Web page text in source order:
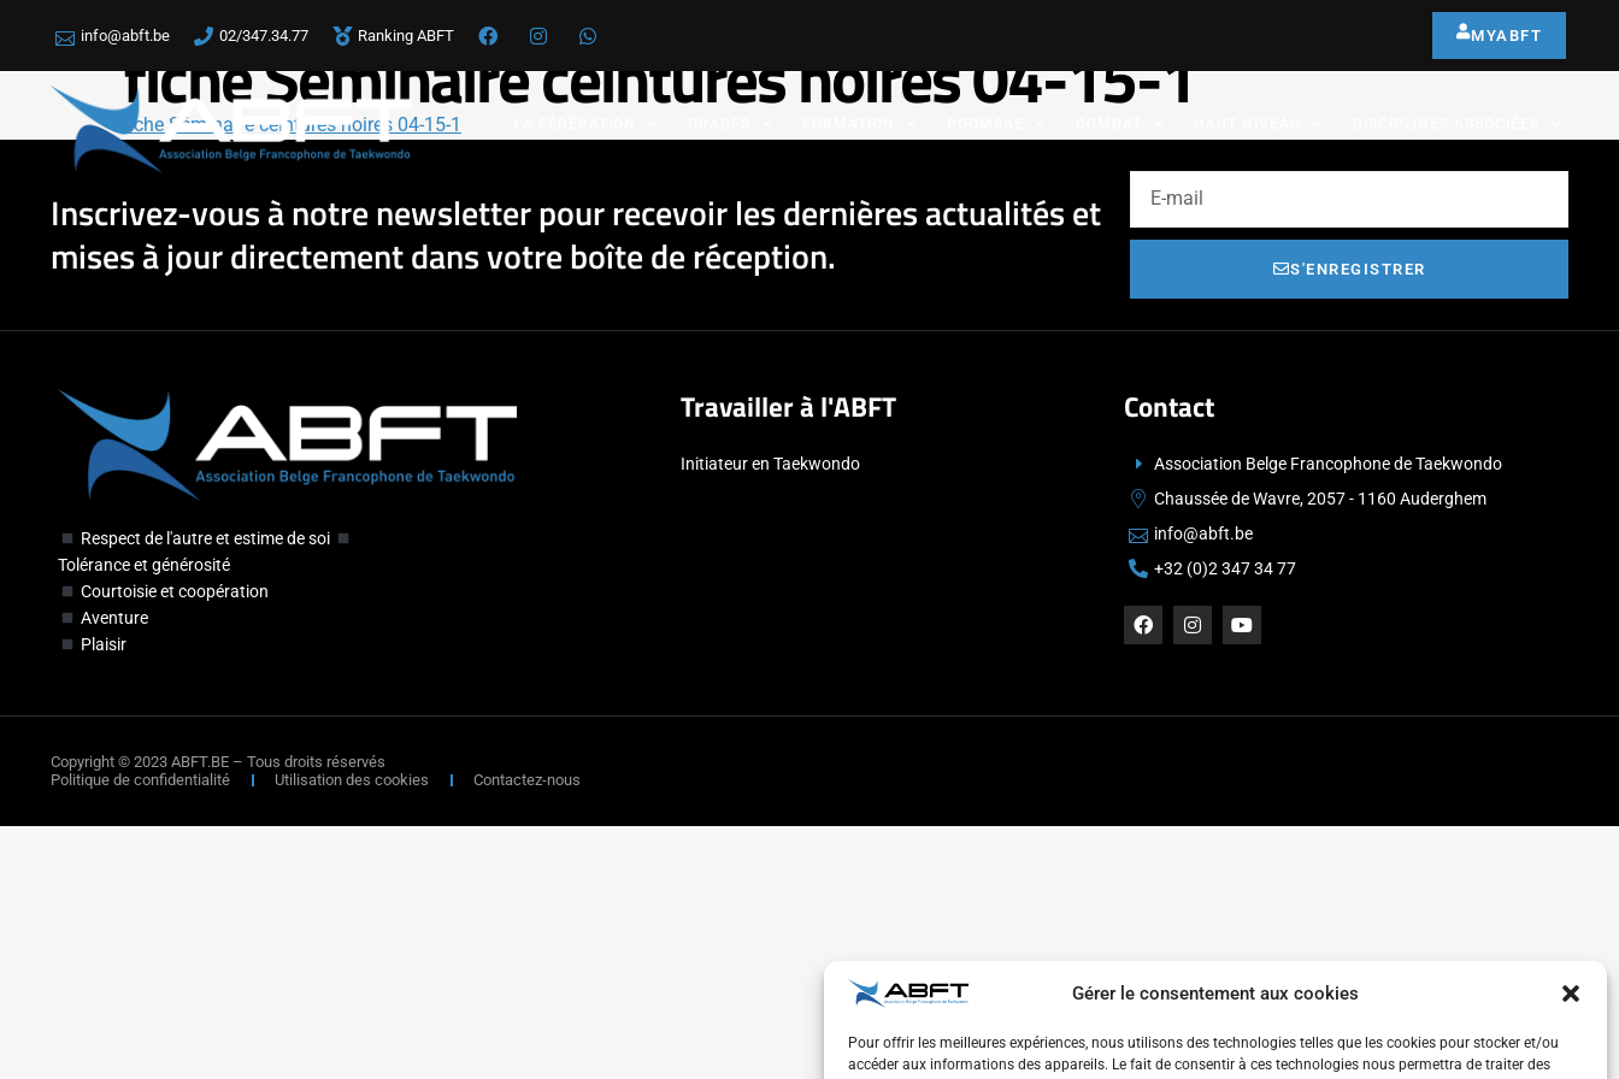
Gérer le consentement aux cookies
Pour offrir les meilleures expériences, nous utilisons des technologies telles que les cookies pour stocker et/ou
accéder aux informations des appareils. Le fait de consentir à ces technologies nous permettra de traiter des
info@abft.be 02/347.34.77 Ranking ABFT MYABFT
fiche Séminaire ceintures noires 04-15-1
fiche Séminaire ceintures noires 04-15-1
Inscrivez-vous à notre newsletter pour recevoir les dernières actualités et
mises à jour directement dans votre boîte de réception.
S'ENREGISTRER
Respect de l'autre et estime de soi
Tolérance et générosité
Courtoisie et coopération
Aventure
Plaisir
Travailler à l'ABFT
Initiateur en Taekwondo
Contact
Association Belge Francophone de Taekwondo
Chaussée de Wavre, 2057 - 1160 Auderghem
info@abft.be
+32 (0)2 347 34 77
Copyright © 2023 ABFT.BE – Tous droits réservés
Politique de confidentialité
Utilisation des cookies Contactez-nous